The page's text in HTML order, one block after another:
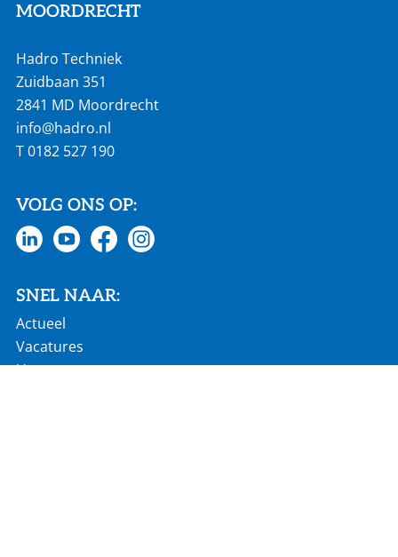
MOORDRECHT
Hadro Techniek
Zuidbaan 351
2841 MD Moordrecht
info@hadro.nl
T0182 527 190
VOLG ONS OP:
SNEL NAAR:
Actueel
Vacatures
Homepage